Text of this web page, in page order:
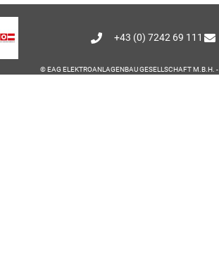
+43 (0) 7242 69 111
© EAG ELEKTROANLAGENBAU GESELLSCHAFT M.B.H. -